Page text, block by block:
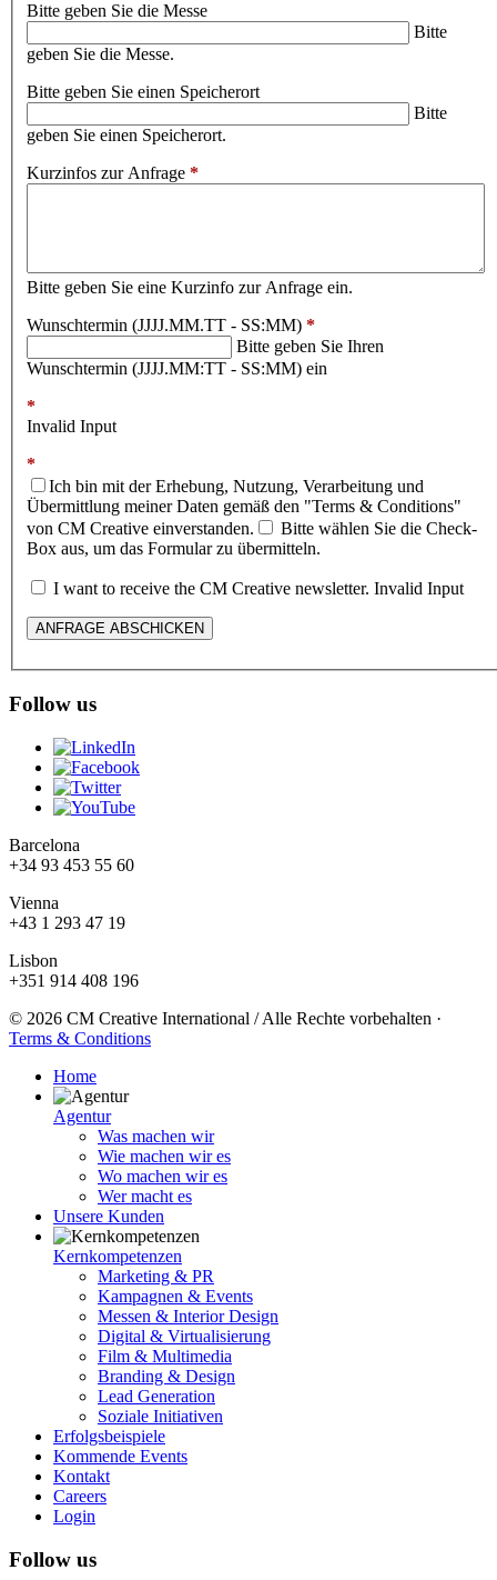
Bitte geben Sie die Messe
Bitte
geben Sie die Messe.
Bitte geben Sie einen Speicherort
Bitte
geben Sie einen Speicherort.
Kurzinfos zur Anfrage *
Bitte geben Sie eine Kurzinfo zur Anfrage ein.
Wunschtermin (JJJJ.MM.TT - SS:MM) *
Bitte geben Sie Ihren
Wunschtermin (JJJJ.MM:TT - SS:MM) ein
*
Invalid Input
*
Ich bin mit der Erhebung, Nutzung, Verarbeitung und
Übermittlung meiner Daten gemäß den "Terms & Conditions"
von CM Creative einverstanden.
Bitte wählen Sie die Check-
Box aus, um das Formular zu übermitteln.
I want to receive the CM Creative newsletter. Invalid Input
Follow us
Barcelona
+34 93 453 55 60
Vienna
+43 1 293 47 19
Lisbon
+351 914 408 196
© 2026 CM Creative International / Alle Rechte vorbehalten ·
Terms & Conditions
Home
Agentur
Was machen wir
Wie machen wir es
Wo machen wir es
Wer macht es
Unsere Kunden
Kernkompetenzen
Marketing & PR
Kampagnen & Events
Messen & Interior Design
Digital & Virtualisierung
Film & Multimedia
Branding & Design
Lead Generation
Soziale Initiativen
Erfolgsbeispiele
Kommende Events
Kontakt
Careers
Login
Follow us